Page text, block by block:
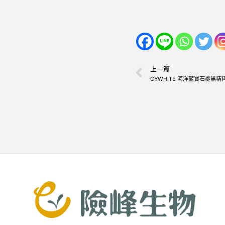
上一篇
CYWHITE 海洋藍寶石褪黑精